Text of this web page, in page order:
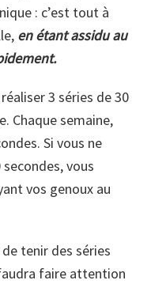
: c’est tout à
en étant assidu au
3 séries de 30
Chaque semaine,
Si vous ne
vous
vos genoux au
tenir des séries
faire attention